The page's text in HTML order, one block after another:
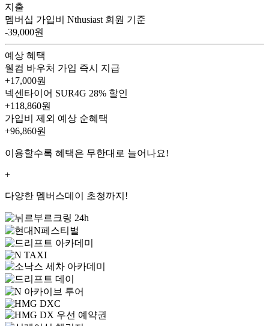
지출
멤버십 가입비
Nthusiast 회원 기준
-39,000원
예상 혜택
웰컴 바우처 가입 즉시 지급
+17,000원
넥센타이어 SUR4G 28% 할인
+118,860원
가입비 제외 예상 순혜택
+96,860원
이용할수록 혜택은 무한대로 늘어나요!
+
다양한 멤버스데이 초청까지!